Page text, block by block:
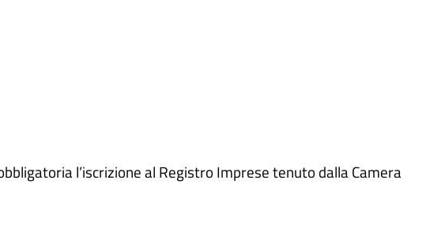
l’iscrizione al Registro Imprese tenuto dalla Camera